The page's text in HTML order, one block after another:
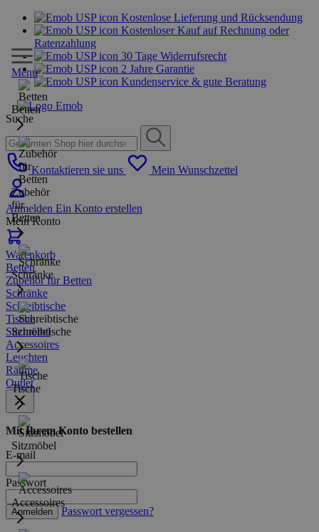
Kostenlose Lieferung und Rücksendung
Kostenloser Kauf auf Rechnung oder
Ratenzahlung
30 Tage Widerrufsrecht
2 Jahre Garantie
Kundenservice & gute Beratung
Suche
Kontaktieren sie uns Mein Wunschzettel
Anmelden Ein Konto erstellen
Mein Konto
Warenkorb
Menu
Betten
Zubehör
für
Betten
Schränke
Schreibtische
Tische
Sitzmöbel
Accessoires
Betten
Zubehör für Betten
Schränke
Schreibtische
Tische
Sitzmöbel
Accessoires
Leuchten
Räume
Outlet
Mit Ihrem Konto bestellen
E-mail
Passwort
Anmelden Passwort vergessen?